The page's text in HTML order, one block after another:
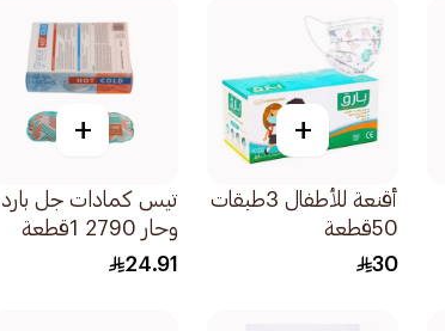
+
أقنعة للأطفال 3طبقات
50قطعة
30
+
تيس كمادات جل بارد
وحار 2790 1قطعة
24.91